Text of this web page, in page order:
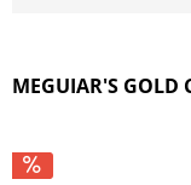
MEGUIAR'S GOLD